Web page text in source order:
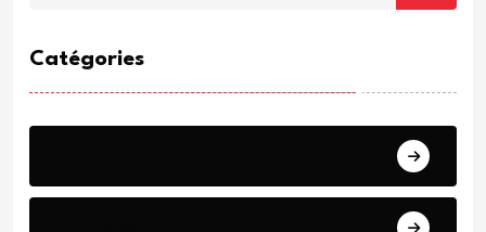
Catégories